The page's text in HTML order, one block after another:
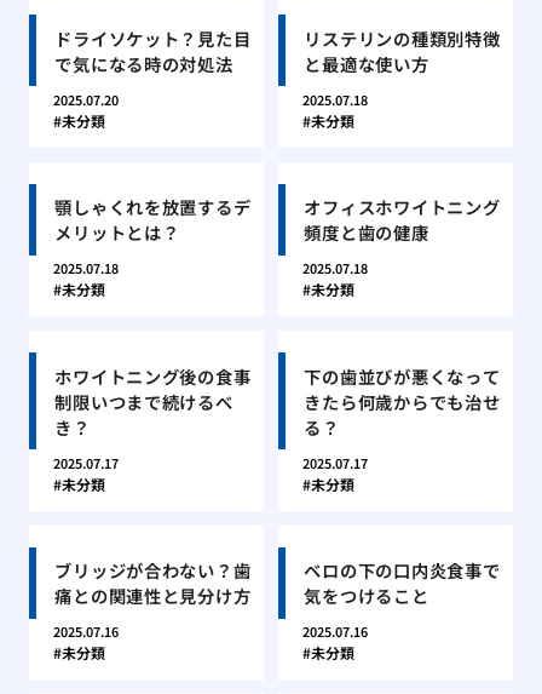
ドライソケット？見た目
で気になる時の対処法
2025.07.20
未分類
リステリンの種類別特徴
と最適な使い方
2025.07.18
未分類
顎しゃくれを放置するデ
メリットとは？
2025.07.18
未分類
オフィスホワイトニング
頻度と歯の健康
2025.07.18
未分類
ホワイトニング後の食事
制限いつまで続けるべ
き？
2025.07.17
未分類
下の歯並びが悪くなって
きたら何歳からでも治せ
る？
2025.07.17
未分類
ブリッジが合わない？歯
痛との関連性と見分け方
2025.07.16
未分類
ベロの下の口内炎食事で
気をつけること
2025.07.16
未分類